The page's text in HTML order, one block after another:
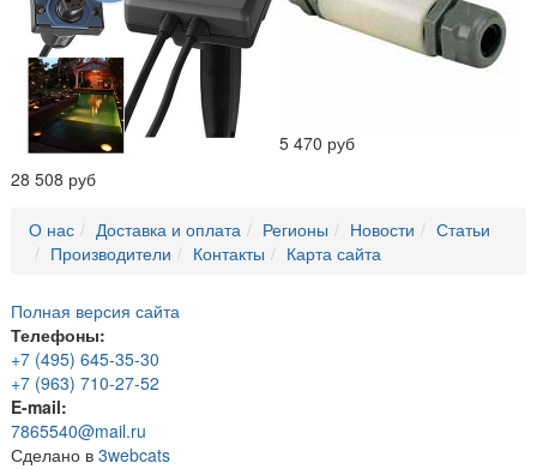
28 508 руб
5 470 руб
О нас Доставка и оплата Регионы Новости
Статьи
Производители
Контакты Карта сайта
Полная версия сайта
Телефоны:
+7 (495) 645-35-30
+7 (963) 710-27-52
E-mail:
7865540@mail.ru
Сделано в 3webcats